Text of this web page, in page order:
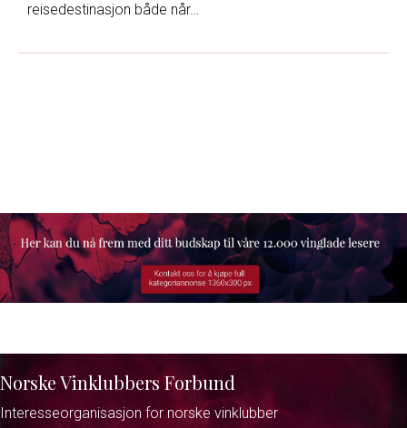
reisedestinasjon både når…
Norske Vinklubbers Forbund
Interesseorganisasjon for norske vinklubber